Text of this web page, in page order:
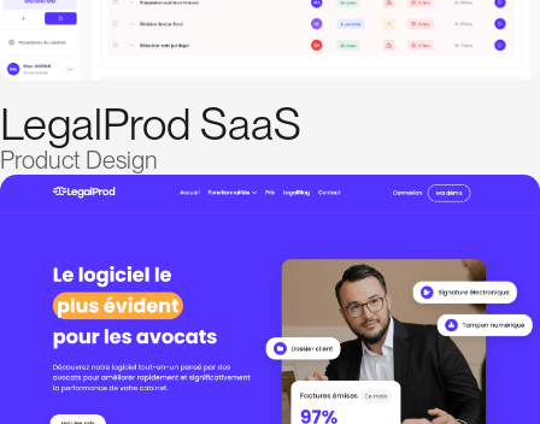
LegalProd SaaS
Product Design